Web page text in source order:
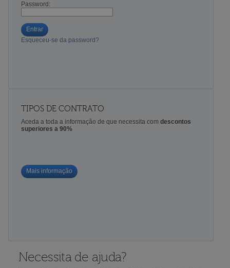
Password:
Entrar
Esqueceu-se da password?
TIPOS DE CONTRATO
Aceda a toda a informação de que necessita com descontos
superiores a 90%
Mais informação
Necessita de ajuda?